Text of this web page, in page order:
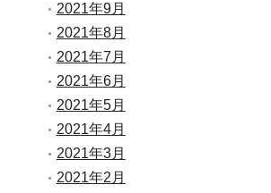
2021年9月
2021年8月
2021年7月
2021年6月
2021年5月
2021年4月
2021年3月
2021年2月